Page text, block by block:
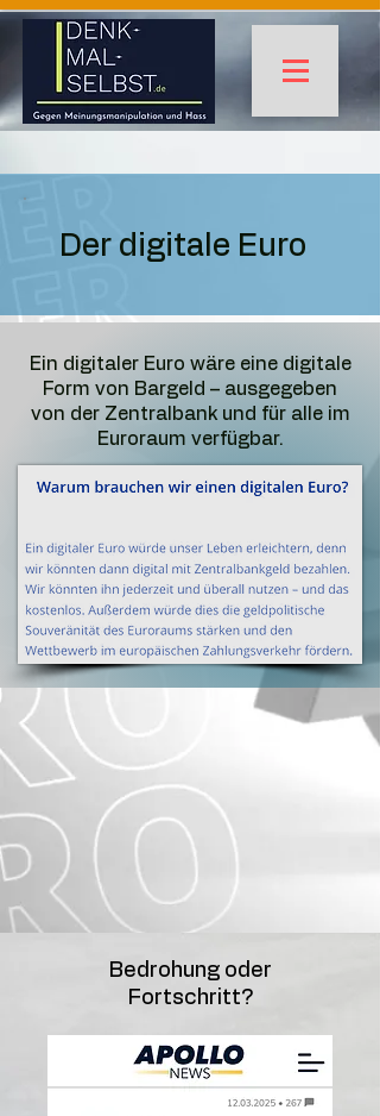
Der digitale Euro
Ein digitaler Euro wäre eine digitale
Form von Bargeld – ausgegeben
von der Zentralbank und für alle im
Euroraum verfügbar.
Bedrohung oder
Fortschritt?